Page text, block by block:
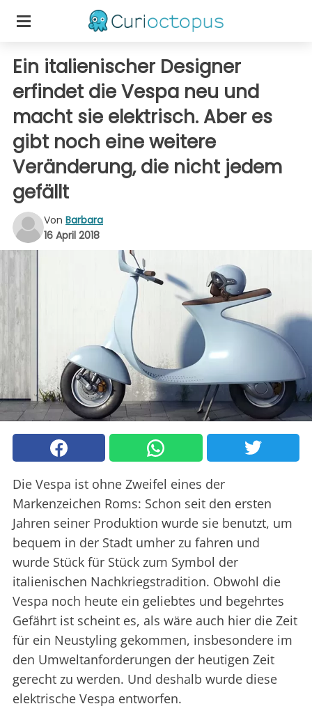
Ein italienischer Designer
erfindet die Vespa neu und
macht sie elektrisch. Aber es
gibt noch eine weitere
Veränderung, die nicht jedem
gefällt
Von Barbara
16 April 2018
Die Vespa ist ohne Zweifel eines der
Markenzeichen Roms: Schon seit den ersten
Jahren seiner Produktion wurde sie benutzt, um
bequem in der Stadt umher zu fahren und
wurde Stück für Stück zum Symbol der
italienischen Nachkriegstradition. Obwohl die
Vespa noch heute ein geliebtes und begehrtes
Gefährt ist scheint es, als wäre auch hier die Zeit
für ein Neustyling gekommen, insbesondere im
den Umweltanforderungen der heutigen Zeit
gerecht zu werden. Und deshalb wurde diese
elektrische Vespa entworfen.